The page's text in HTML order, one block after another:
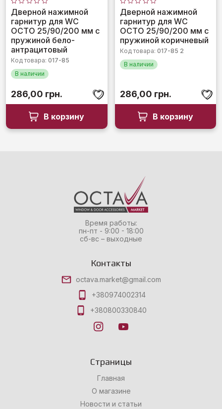
Оценка
0
из
5
Дверной нажимной
гарнитур для WC
OCTO 25/90/200 мм с
пружиной бело-
антрацитовый
Код товара: 017-85
В наличии
286,00 грн.
В корзину
Оценка
0
из
5
Дверной нажимной
гарнитур для WC
OCTO 25/90/200 мм с
пружиной коричневый
Код товара: 017-85 2
В наличии
286,00 грн.
В корзину
Время работы:
пн-пт - 9:00 - 18:00
сб-вс – выходные
Контакты
octava.market@gmail.com
+380974002314
+380800330840
Страницы
Главная
О магазине
Новости и статьи